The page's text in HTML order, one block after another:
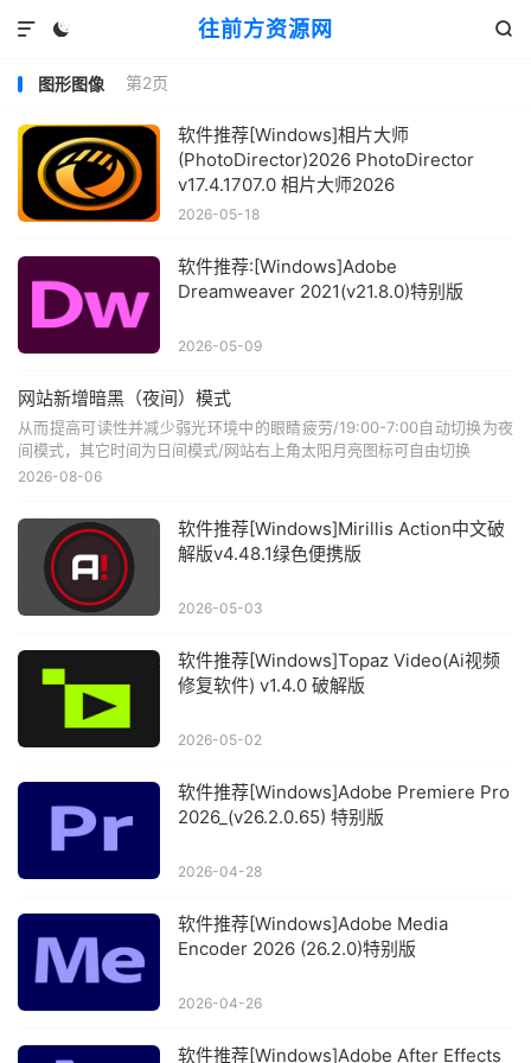
往前方资源网
 

图形图像 第2页
软件推荐[Windows]相片大师
(PhotoDirector)2026 PhotoDirector
v17.4.1707.0 相片大师2026
2026-05-18
软件推荐:[Windows]Adobe
Dreamweaver 2021(v21.8.0)特别版
2026-05-09
网站新增暗黑（夜间）模式
从而提高可读性并减少弱光环境中的眼睛疲劳/19:00-7:00自动切换为夜
间模式，其它时间为日间模式/网站右上角太阳月亮图标可自由切换
2026-08-06
软件推荐[Windows]Mirillis Action中文破
解版v4.48.1绿色便携版
2026-05-03
软件推荐[Windows]Topaz Video(Ai视频
修复软件) v1.4.0 破解版
2026-05-02
软件推荐[Windows]Adobe Premiere Pro
2026_(v26.2.0.65) 特别版
2026-04-28
软件推荐[Windows]Adobe Media
Encoder 2026 (26.2.0)特别版
2026-04-26
软件推荐[Windows]Adobe After Effects